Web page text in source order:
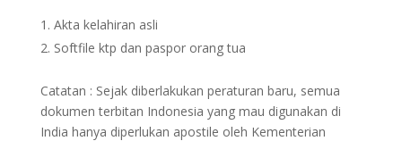
Akta kelahiran asli
Softfile ktp dan paspor orang tua
Catatan : Sejak diberlakukan peraturan baru, semua
dokumen terbitan Indonesia yang mau digunakan di
India hanya diperlukan apostile oleh Kementerian